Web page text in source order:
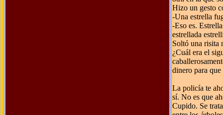
Hizo un gesto
-Una estrella
-Eso es.
estrellada
Soltó una risita
¿Cuál era el
dinero para que
La policía te
sí. No es que
Cupido. Se